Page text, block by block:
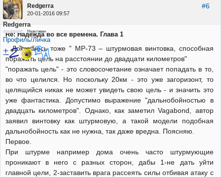
#6
Redgerra
20-01-2016 09:57
Redgerra
Неактивен
Профиль/Личка
Re: Надежда во все времена. Глава 1
Докопаюсь тоже " MP-73 – штурмовая винтовка, способная
поражать цель на расстоянии до двадцати километров"
"поражать цель" - это словосочетание означает попадать в то,
во что целился. Но поскольку 20км - это уже загоризонт, то
целящийся никак не может увидеть свою цель - и значить это
уже фантастика. Допустимо выражение "дальнобойностью в
двадцать километров". Однако, как заметил Vagabond, автор
заявил винтовку как штурмовую, а такой модели подобная
дальнобойность как не нужна, так даже вредна. Поясняю.
Первое.
При штурме например дома очень часто штурмующие
проникают в него с разных сторон, дабы 1-не дать уйти
главной цели, 2-заставить врага рассеять силы отбивая атаку с